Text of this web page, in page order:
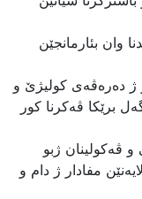
وان بئارمانجێن
ژ دەرەڤەى کولیژێ و
برێکا ڤەکرنا کور
و ڤەکولینان ژبو
مفادار ژ دام و